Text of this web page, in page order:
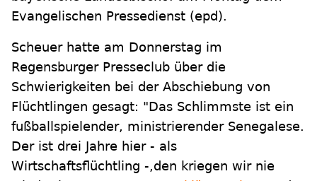
Evangelischen Pressedienst (epd).
Scheuer hatte am Donnerstag im
Regensburger Presseclub über die
Schwierigkeiten bei der Abschiebung von
Flüchtlingen gesagt: "Das Schlimmste ist ein
fußballspielender, ministrierender Senegalese.
Der ist drei Jahre hier - als
Wirtschaftsflüchtling -,den kriegen wir nie